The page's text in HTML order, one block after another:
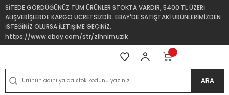
SİTEDE GÖRDÜĞÜNÜZ TÜM ÜRÜNLER STOKTA VARDIR, 5400 TL ÜZERİ
ALIŞVERİŞLERDE KARGO ÜCRETSİZDİR. EBAY'DE SATIŞTAKİ ÜRÜNLERİMİZDEN
İSTEĞİNİZ OLURSA İLETİŞİME GEÇİNİZ.
https://www.ebay.com/str/zihnimuzik
ARA